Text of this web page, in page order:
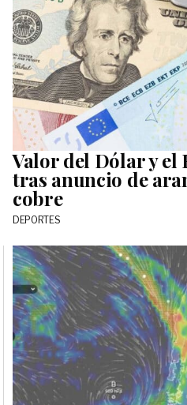
Valor del Dólar y el
tras anuncio de
cobre
DEPORTES